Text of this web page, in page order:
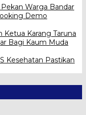
Warga Bandar
Demo
Ketua Karang Taruna
Bagi Kaum Muda
Kesehatan Pastikan